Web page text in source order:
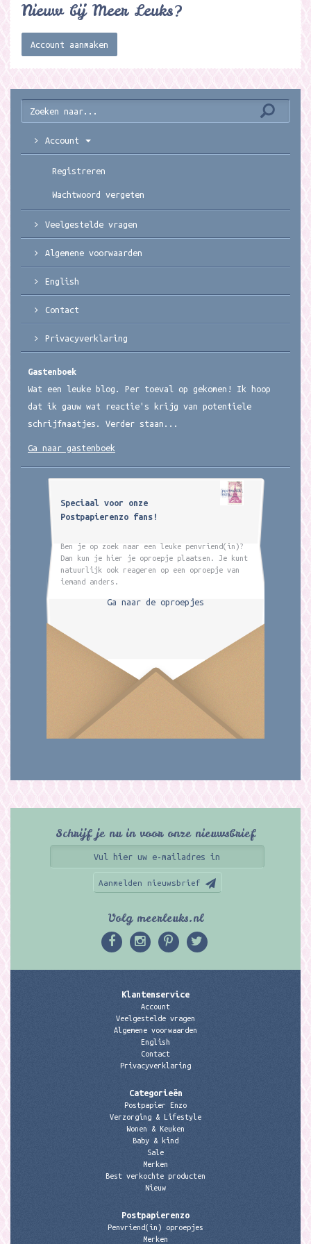
Nieuw bij Meer Leuks?
Account aanmaken
Account
Registreren
Wachtwoord vergeten
Veelgestelde vragen
Algemene voorwaarden
English
Contact
Privacyverklaring
Gastenboek
Wat een leuke blog. Per toeval op gekomen! Ik hoop
dat ik gauw wat reactie's krijg van potentiele
schrijfmaatjes. Verder staan...
Ga naar gastenboek
Speciaal voor onze
Postpapierenzo fans!
Ben je op zoek naar een leuke penvriend(in)?
Dan kun je hier je oproepje plaatsen. Je kunt
natuurlijk ook reageren op een oproepje van
iemand anders.
Ga naar de oproepjes
Schrijf je nu in voor onze nieuwsbrief
Aanmelden nieuwsbrief
Volg meerleuks.nl
Klantenservice
Account
Veelgestelde vragen
Algemene voorwaarden
English
Contact
Privacyverklaring
Categorieën
Postpapier Enzo
Verzorging & Lifestyle
Wonen & Keuken
Baby & kind
Sale
Merken
Best verkochte producten
Nieuw
Postpapierenzo
Penvriend(in) oproepjes
Merken